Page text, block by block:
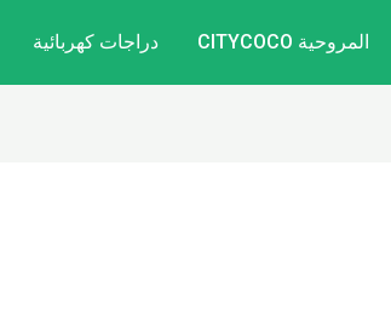
المروحية CITYCOCO دراجات كهربائية